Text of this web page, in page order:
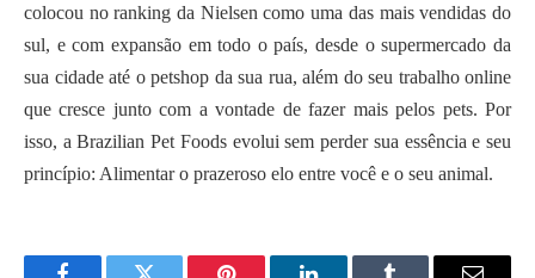
colocou no ranking da Nielsen como uma das mais vendidas do
sul, e com expansão em todo o país, desde o supermercado da
sua cidade até o petshop da sua rua, além do seu trabalho online
que cresce junto com a vontade de fazer mais pelos pets. Por
isso, a Brazilian Pet Foods evolui sem perder sua essência e seu
princípio: Alimentar o prazeroso elo entre você e o seu animal.